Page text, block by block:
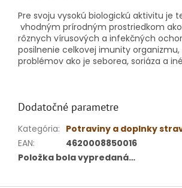
Pre svoju vysokú biologickú aktivitu je
vhodným prírodným prostriedkom
rôznych vírusových a infekčných
posilnenie celkovej imunity organizmu,
problémov ako je seborea, soriáza a
Dodatočné parametre
Kategória: Potraviny a doplnky
EAN:
4620008850016
Položka bola vypredaná…